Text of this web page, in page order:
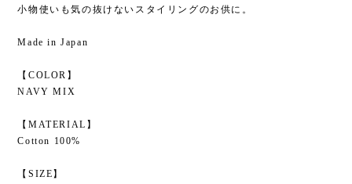
小物使いも気の抜けないスタイリングのお供に。
Made in Japan
【COLOR】
NAVY MIX
【MATERIAL】
Cotton 100%
【SIZE】